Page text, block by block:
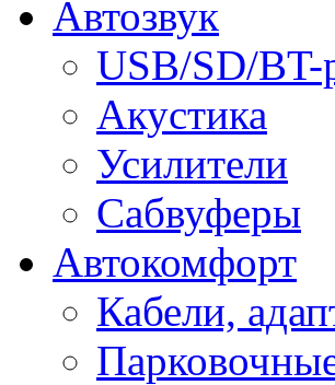
Автозвук
USB/SD/BT-
Акустика
Усилители
Сабвуферы
Автокомфорт
Кабели,